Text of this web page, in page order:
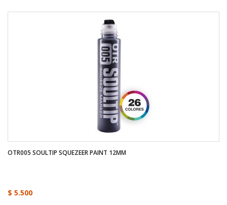
OTR005 SOULTIP SQUEZEER PAINT 12MM
$ 5.500